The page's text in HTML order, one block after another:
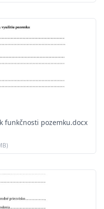
funkčnosti pozemku.docx